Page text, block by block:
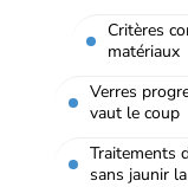
Critères
matériaux
Verres
vaut le coup
Traitements
sans jaunir